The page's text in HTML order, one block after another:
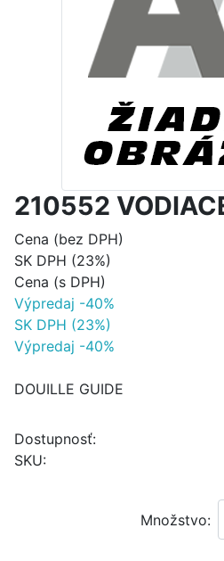
210552
Cena (bez DPH)
SK DPH (23%)
Cena (s DPH)
Výpredaj -40%
SK DPH (23%)
Výpredaj -40%
DOUILLE GUIDE
Dostupnosť:
SKU:
Množstvo: